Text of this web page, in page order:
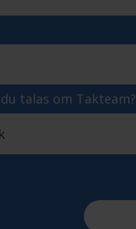
talas om Takteam?